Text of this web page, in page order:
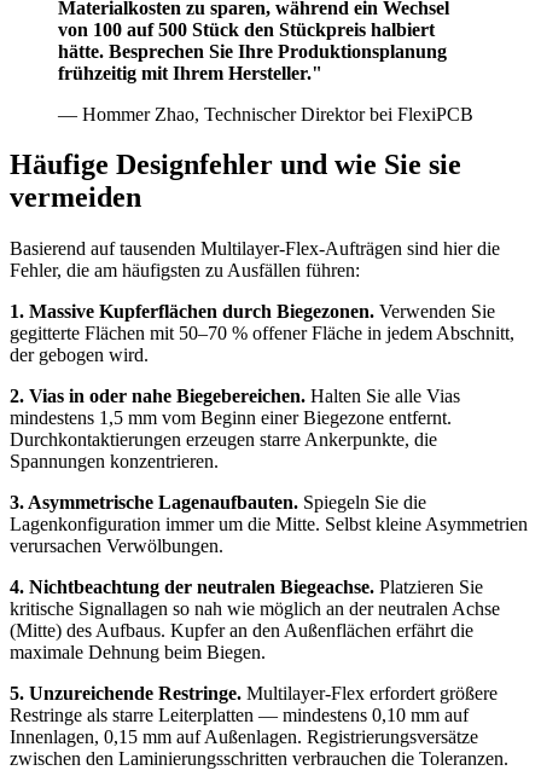
Materialkosten zu sparen, während ein Wechsel
von 100 auf 500 Stück den Stückpreis halbiert
hätte. Besprechen Sie Ihre Produktionsplanung
frühzeitig mit Ihrem Hersteller."
— Hommer Zhao, Technischer Direktor bei FlexiPCB
Häufige Designfehler und wie Sie sie
vermeiden
Basierend auf tausenden Multilayer-Flex-Aufträgen sind hier die
Fehler, die am häufigsten zu Ausfällen führen:
1. Massive Kupferflächen durch Biegezonen. Verwenden Sie
gegitterte Flächen mit 50–70 % offener Fläche in jedem Abschnitt,
der gebogen wird.
2. Vias in oder nahe Biegebereichen. Halten Sie alle Vias
mindestens 1,5 mm vom Beginn einer Biegezone entfernt.
Durchkontaktierungen erzeugen starre Ankerpunkte, die
Spannungen konzentrieren.
3. Asymmetrische Lagenaufbauten. Spiegeln Sie die
Lagenkonfiguration immer um die Mitte. Selbst kleine Asymmetrien
verursachen Verwölbungen.
4. Nichtbeachtung der neutralen Biegeachse. Platzieren Sie
kritische Signallagen so nah wie möglich an der neutralen Achse
(Mitte) des Aufbaus. Kupfer an den Außenflächen erfährt die
maximale Dehnung beim Biegen.
5. Unzureichende Restringe. Multilayer-Flex erfordert größere
Restringe als starre Leiterplatten — mindestens 0,10 mm auf
Innenlagen, 0,15 mm auf Außenlagen. Registrierungsversätze
zwischen den Laminierungsschritten verbrauchen die Toleranzen.